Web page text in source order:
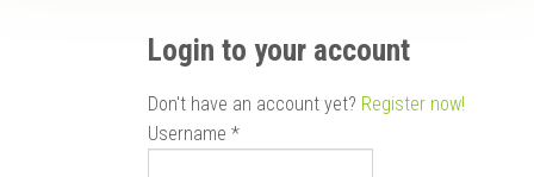
Login to your account
Don't have an account yet? Register now!
Username *